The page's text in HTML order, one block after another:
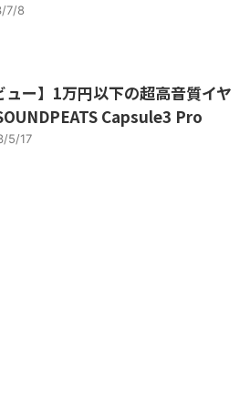
7/8
ュー】1万円以下の超高音質イヤ
Capsule3 Pro
5/17